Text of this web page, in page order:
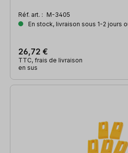
Réf. art. : M-3405
En stock, livraison sous 1-2 jours
26,72 €
TTC, frais de livraison
en sus